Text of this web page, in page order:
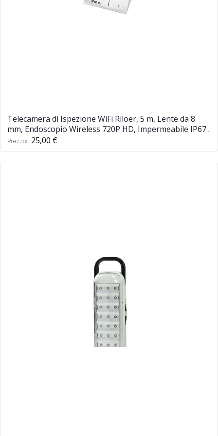
Telecamera di Ispezione WiFi Riloer, 5 m, Lente da 8
mm, Endoscopio Wireless 720P HD, Impermeabile IP67,
con 6 LED, Compatibile con iPhone, Android, PC, iPad
Prezzo: 25,00 €